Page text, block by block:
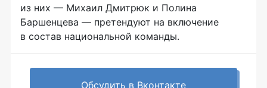
из них — Михаил Дмитрюк и Полина
Баршенцева — претендуют на включение
в состав национальной команды.
Обсудить в Вконтакте